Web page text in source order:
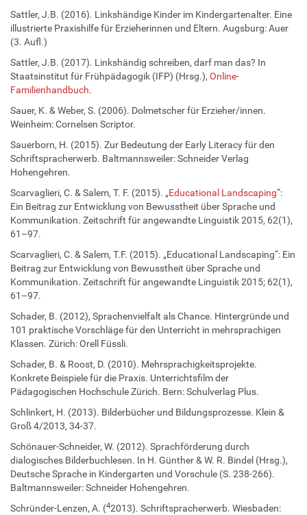
Sattler, J.B. (2016). Linkshändige Kinder im Kindergartenalter. Eine
illustrierte Praxishilfe für Erzieherinnen und Eltern. Augsburg: Auer
(3. Aufl.)
Sattler, J.B. (2017). Linkshändig schreiben, darf man das? In
Staatsinstitut für Frühpädagogik (IFP) (Hrsg.), Online-
Familienhandbuch.
Sauer, K. & Weber, S. (2006). Dolmetscher für Erzieher/innen.
Weinheim: Cornelsen Scriptor.
Sauerborn, H. (2015). Zur Bedeutung der Early Literacy für den
Schriftspracherwerb. Baltmannsweiler: Schneider Verlag
Hohengehren.
Scarvaglieri, C. & Salem, T. F. (2015). „Educational Landscaping“:
Ein Beitrag zur Entwicklung von Bewusstheit über Sprache und
Kommunikation. Zeitschrift für angewandte Linguistik 2015, 62(1),
61–97.
Scarvaglieri, C. & Salem, T.F. (2015). „Educational Landscaping“: Ein
Beitrag zur Entwicklung von Bewusstheit über Sprache und
Kommunikation. Zeitschrift für angewandte Linguistik 2015; 62(1),
61–97.
Schader, B. (2012), Sprachenvielfalt als Chance. Hintergründe und
101 praktische Vorschläge für den Unterricht in mehrsprachigen
Klassen. Zürich: Orell Füssli.
Schader, B. & Roost, D. (2010). Mehrsprachigkeitsprojekte.
Konkrete Beispiele für die Praxis. Unterrichtsfilm der
Pädagogischen Hochschule Zürich. Bern: Schulverlag Plus.
Schlinkert, H. (2013). Bilderbücher und Bildungsprozesse. Klein &
Groß 4/2013, 34-37.
Schönauer-Schneider, W. (2012). Sprachförderung durch
dialogisches Bilderbuchlesen. In H. Günther & W. R. Bindel (Hrsg.),
Deutsche Sprache in Kindergarten und Vorschule (S. 238-266).
Baltmannsweiler: Schneider Hohengehren.
Schründer-Lenzen, A. (42013). Schriftspracherwerb. Wiesbaden: